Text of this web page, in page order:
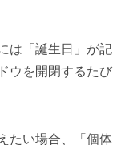
は「誕生日」が記
ウを開閉するたび
たい場合、「個体